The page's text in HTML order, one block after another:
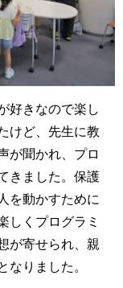
好きなので楽し
けど、先生に教
が聞かれ、プロ
きました。保護
を動かすために
しくプログラミ
が寄せられ、親
なりました。